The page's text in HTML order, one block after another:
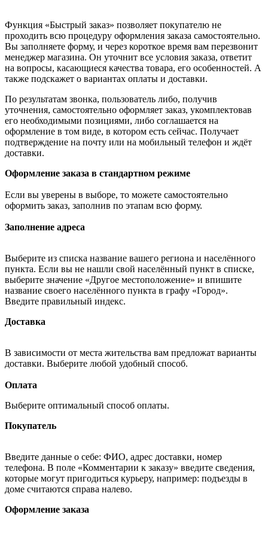
Функция «Быстрый заказ» позволяет покупателю не
проходить всю процедуру оформления заказа самостоятельно.
Вы заполняете форму, и через короткое время вам перезвонит
менеджер магазина. Он уточнит все условия заказа, ответит
на вопросы, касающиеся качества товара, его особенностей. А
также подскажет о вариантах оплаты и доставки.
По результатам звонка, пользователь либо, получив
уточнения, самостоятельно оформляет заказ, укомплектовав
его необходимыми позициями, либо соглашается на
оформление в том виде, в котором есть сейчас. Получает
подтверждение на почту или на мобильный телефон и ждёт
доставки.
Оформление заказа в стандартном режиме
Если вы уверены в выборе, то можете самостоятельно
оформить заказ, заполнив по этапам всю форму.
Заполнение адреса
Выберите из списка название вашего региона и населённого
пункта. Если вы не нашли свой населённый пункт в списке,
выберите значение «Другое местоположение» и впишите
название своего населённого пункта в графу «Город».
Введите правильный индекс.
Доставка
В зависимости от места жительства вам предложат варианты
доставки. Выберите любой удобный способ.
Оплата
Выберите оптимальный способ оплаты.
Покупатель
Введите данные о себе: ФИО, адрес доставки, номер
телефона. В поле «Комментарии к заказу» введите сведения,
которые могут пригодиться курьеру, например: подъезды в
доме считаются справа налево.
Оформление заказа